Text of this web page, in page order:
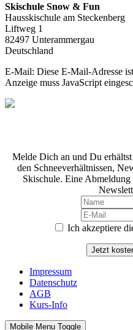
Skischule Snow & Fun
Hausskischule am Steckenberg
Liftweg 1
82497 Unterammergau
Deutschland
E-Mail: Diese E-Mail-Adresse
Anzeige muss JavaScript
Melde Dich an und Du
den Schneeverhältnissen,
Skischule. Eine
Ich akzeptiere
Jetzt
Impressum
Datenschutz
AGB
Kurs-Info
Mobile Menu Toggle